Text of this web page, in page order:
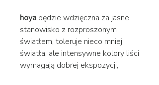
hoya będzie wdzięczna za jasne
stanowisko z rozproszonym
światłem, toleruje nieco mniej
światła, ale intensywne kolory liści
wymagają dobrej ekspozycji;